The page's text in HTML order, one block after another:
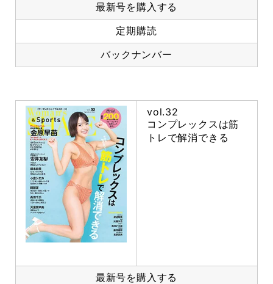
最新号を購入する
定期購読
バックナンバー
vol.32
コンプレックスは筋
トレで解消できる
最新号を購入する